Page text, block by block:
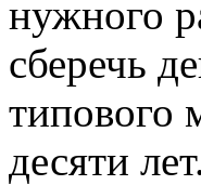
нужного
сберечь
типового
десяти